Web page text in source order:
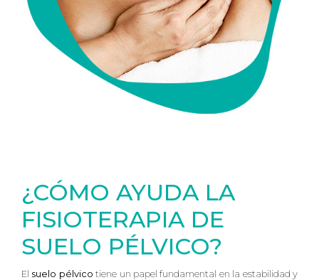
¿CÓMO AYUDA LA
FISIOTERAPIA DE
SUELO PÉLVICO?
El suelo pélvico tiene un papel fundamental en la estabilidad y